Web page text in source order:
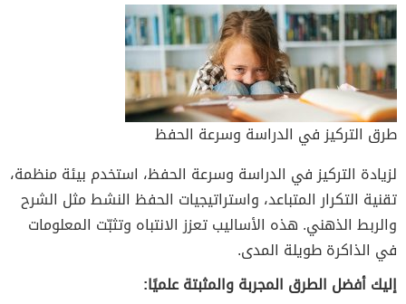
طرق التركيز في الدراسة وسرعة الحفظ
لزيادة التركيز في الدراسة وسرعة الحفظ، استخدم بيئة منظمة،
تقنية التكرار المتباعد، واستراتيجيات الحفظ النشط مثل الشرح
والربط الذهني. هذه الأساليب تعزز الانتباه وتثبّت المعلومات
في الذاكرة طويلة المدى.
إليك أفضل الطرق المجربة والمثبتة علميًا: